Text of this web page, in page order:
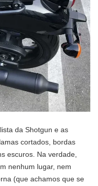
da Shotgun e as
cortados, bordas
escuros. Na verdade,
nenhum lugar, nem
(que achamos que se